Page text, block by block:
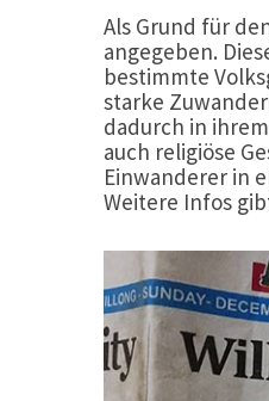
Als Grund für
angegeben.
bestimmte
starke
dadurch in
auch religiöse
Einwanderer in
Weitere Infos